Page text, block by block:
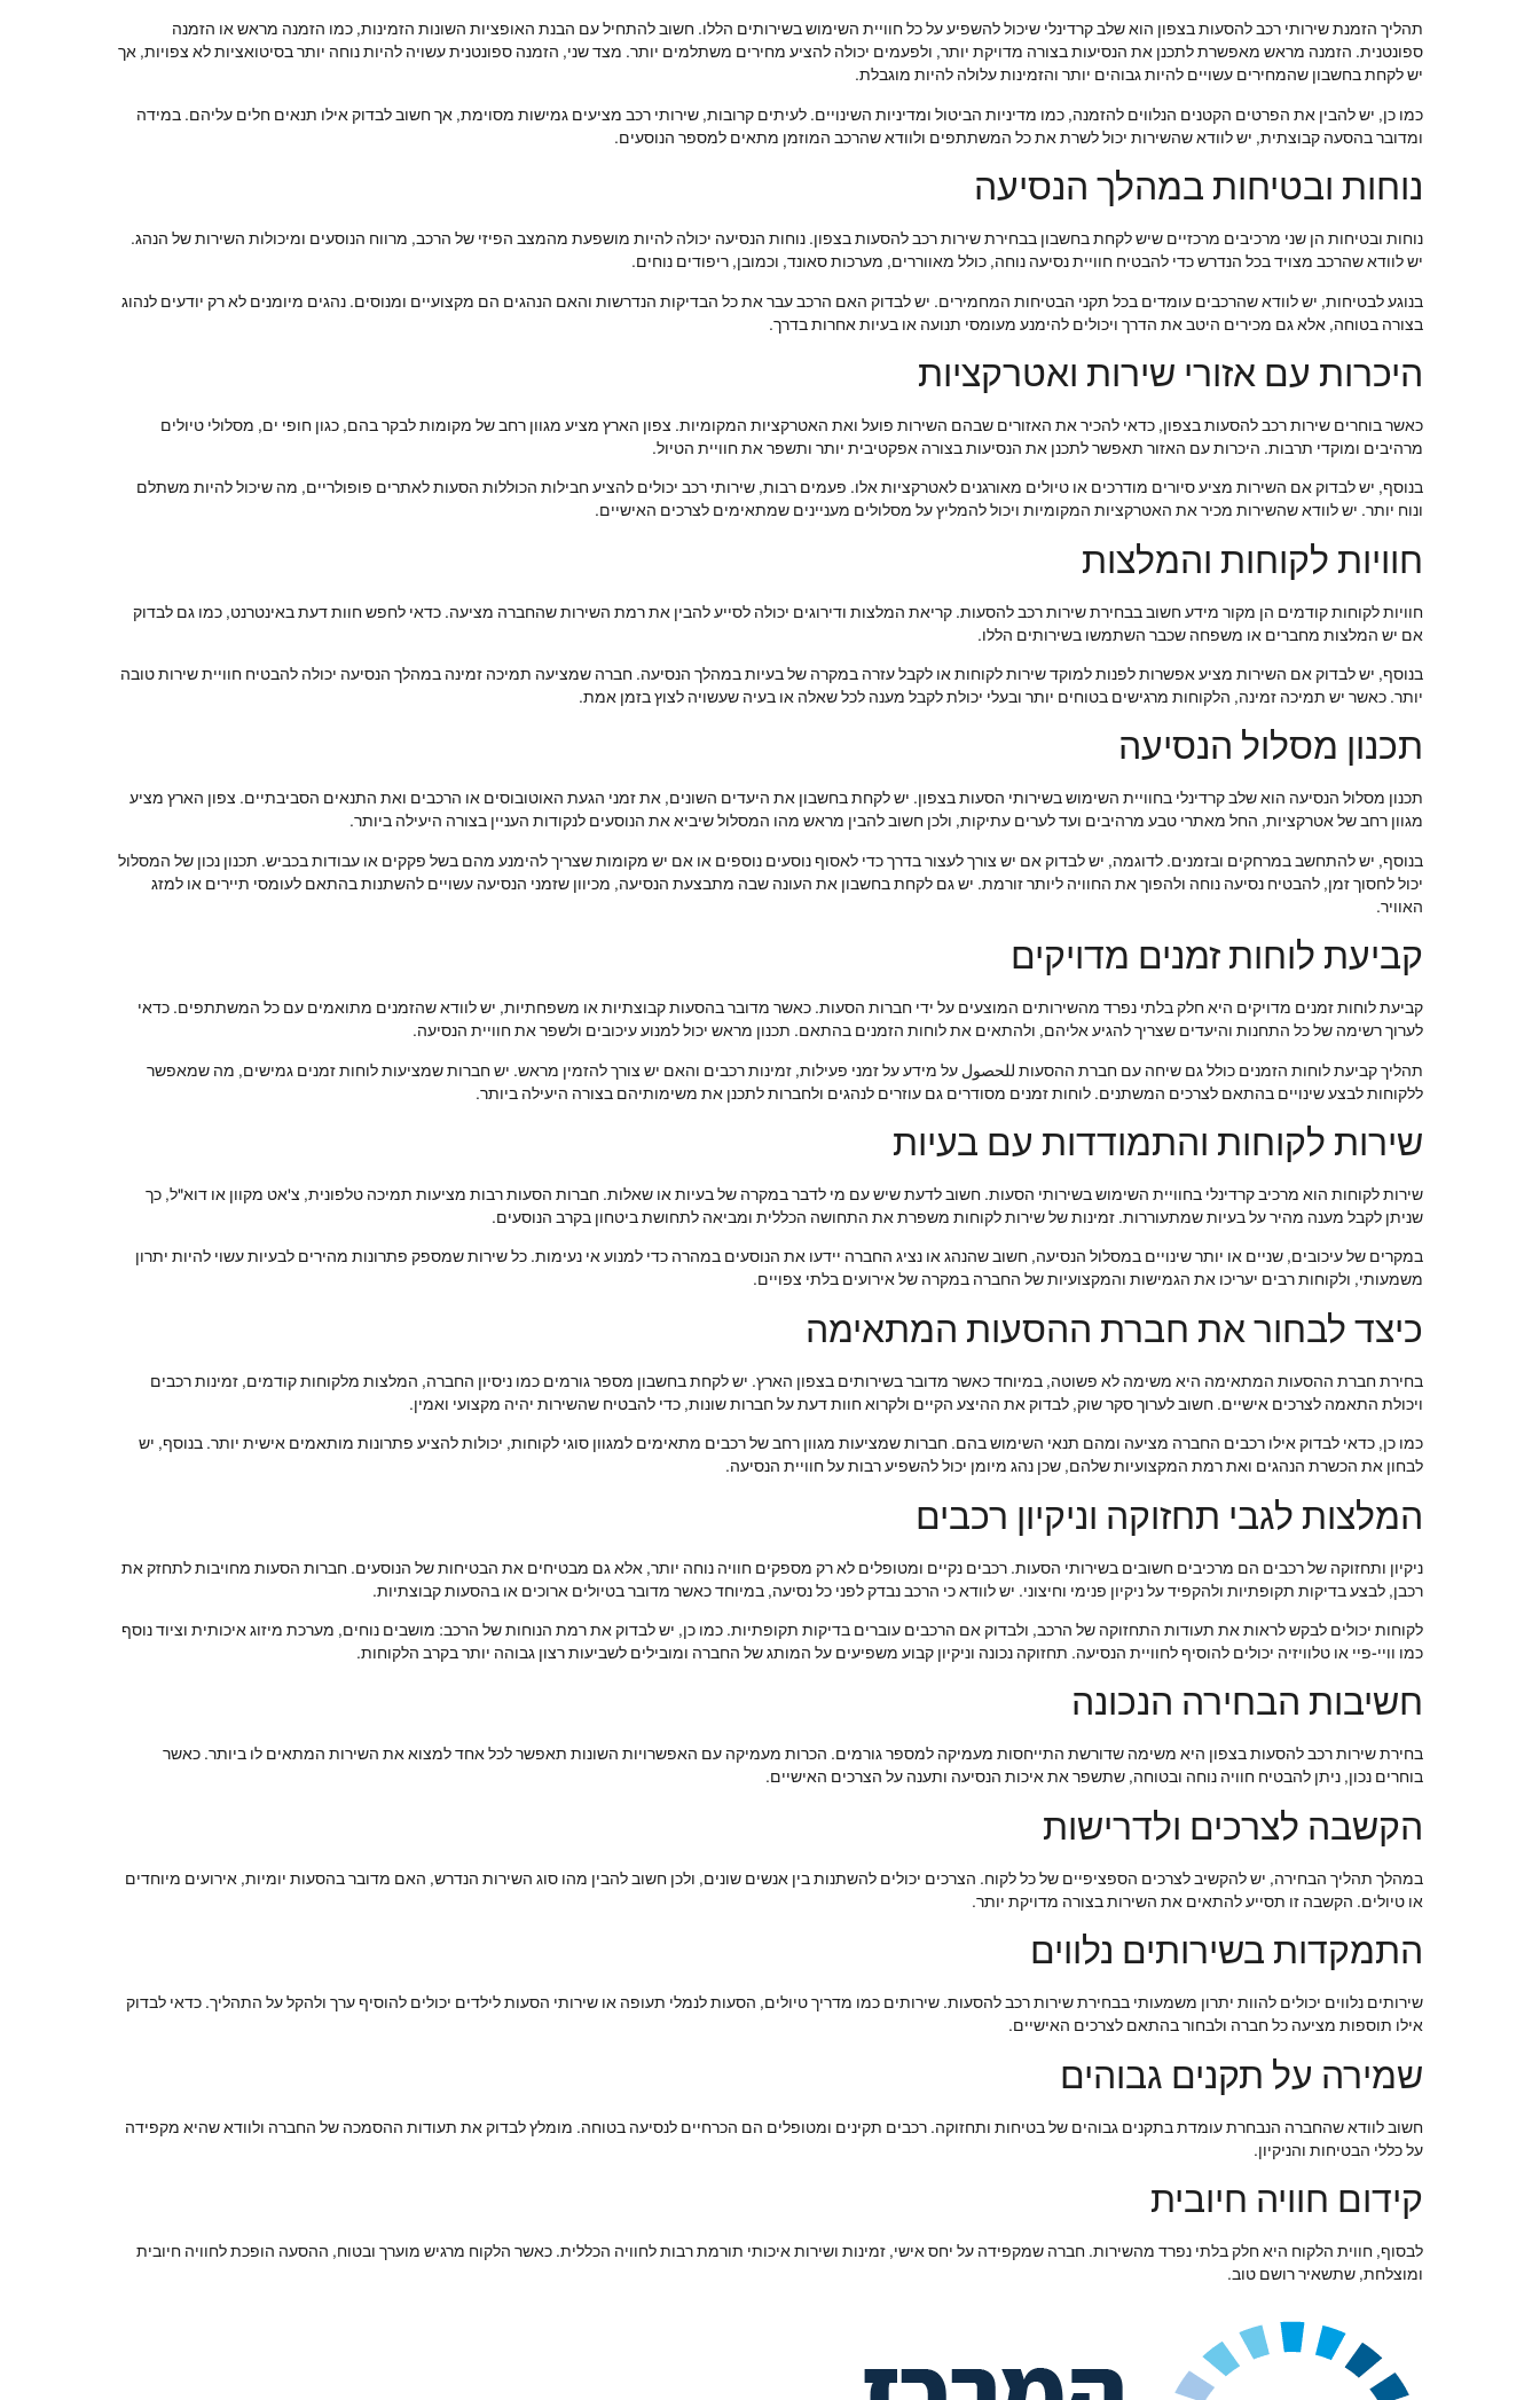
תהליך הזמנת שירותי רכב להסעות בצפון הוא שלב קרדינלי שיכול להשפיע על כל חוויית השימוש בשירותים הללו. חשוב להתחיל עם הבנת האופציות השונות הזמינות, כמו הזמנה מראש או הזמנה
ספונטנית. הזמנה מראש מאפשרת לתכנן את הנסיעות בצורה מדויקת יותר, ולפעמים יכולה להציע מחירים משתלמים יותר. מצד שני, הזמנה ספונטנית עשויה להיות נוחה יותר בסיטואציות לא צפויות, אך
יש לקחת בחשבון שהמחירים עשויים להיות גבוהים יותר והזמינות עלולה להיות מוגבלת.
כמו כן, יש להבין את הפרטים הקטנים הנלווים להזמנה, כמו מדיניות הביטול ומדיניות השינויים. לעיתים קרובות, שירותי רכב מציעים גמישות מסוימת, אך חשוב לבדוק אילו תנאים חלים עליהם. במידה
ומדובר בהסעה קבוצתית, יש לוודא שהשירות יכול לשרת את כל המשתתפים ולוודא שהרכב המוזמן מתאים למספר הנוסעים.
נוחות ובטיחות במהלך הנסיעה
נוחות ובטיחות הן שני מרכיבים מרכזיים שיש לקחת בחשבון בבחירת שירות רכב להסעות בצפון. נוחות הנסיעה יכולה להיות מושפעת מהמצב הפיזי של הרכב, מרווח הנוסעים ומיכולות השירות של הנהג.
יש לוודא שהרכב מצויד בכל הנדרש כדי להבטיח חוויית נסיעה נוחה, כולל מאווררים, מערכות סאונד, וכמובן, ריפודים נוחים.
בנוגע לבטיחות, יש לוודא שהרכבים עומדים בכל תקני הבטיחות המחמירים. יש לבדוק האם הרכב עבר את כל הבדיקות הנדרשות והאם הנהגים הם מקצועיים ומנוסים. נהגים מיומנים לא רק יודעים לנהוג
בצורה בטוחה, אלא גם מכירים היטב את הדרך ויכולים להימנע מעומסי תנועה או בעיות אחרות בדרך.
היכרות עם אזורי שירות ואטרקציות
כאשר בוחרים שירות רכב להסעות בצפון, כדאי להכיר את האזורים שבהם השירות פועל ואת האטרקציות המקומיות. צפון הארץ מציע מגוון רחב של מקומות לבקר בהם, כגון חופי ים, מסלולי טיולים
מרהיבים ומוקדי תרבות. היכרות עם האזור תאפשר לתכנן את הנסיעות בצורה אפקטיבית יותר ותשפר את חוויית הטיול.
בנוסף, יש לבדוק אם השירות מציע סיורים מודרכים או טיולים מאורגנים לאטרקציות אלו. פעמים רבות, שירותי רכב יכולים להציע חבילות הכוללות הסעות לאתרים פופולריים, מה שיכול להיות משתלם
ונוח יותר. יש לוודא שהשירות מכיר את האטרקציות המקומיות ויכול להמליץ על מסלולים מעניינים שמתאימים לצרכים האישיים.
חוויות לקוחות והמלצות
חוויות לקוחות קודמים הן מקור מידע חשוב בבחירת שירות רכב להסעות. קריאת המלצות ודירוגים יכולה לסייע להבין את רמת השירות שהחברה מציעה. כדאי לחפש חוות דעת באינטרנט, כמו גם לבדוק
אם יש המלצות מחברים או משפחה שכבר השתמשו בשירותים הללו.
בנוסף, יש לבדוק אם השירות מציע אפשרות לפנות למוקד שירות לקוחות או לקבל עזרה במקרה של בעיות במהלך הנסיעה. חברה שמציעה תמיכה זמינה במהלך הנסיעה יכולה להבטיח חוויית שירות טובה
יותר. כאשר יש תמיכה זמינה, הלקוחות מרגישים בטוחים יותר ובעלי יכולת לקבל מענה לכל שאלה או בעיה שעשויה לצוץ בזמן אמת.
תכנון מסלול הנסיעה
תכנון מסלול הנסיעה הוא שלב קרדינלי בחוויית השימוש בשירותי הסעות בצפון. יש לקחת בחשבון את היעדים השונים, את זמני הגעת האוטובוסים או הרכבים ואת התנאים הסביבתיים. צפון הארץ מציע
מגוון רחב של אטרקציות, החל מאתרי טבע מרהיבים ועד לערים עתיקות, ולכן חשוב להבין מראש מהו המסלול שיביא את הנוסעים לנקודות העניין בצורה היעילה ביותר.
בנוסף, יש להתחשב במרחקים ובזמנים. לדוגמה, יש לבדוק אם יש צורך לעצור בדרך כדי לאסוף נוסעים נוספים או אם יש מקומות שצריך להימנע מהם בשל פקקים או עבודות בכביש. תכנון נכון של המסלול
יכול לחסוך זמן, להבטיח נסיעה נוחה ולהפוך את החוויה ליותר זורמת. יש גם לקחת בחשבון את העונה שבה מתבצעת הנסיעה, מכיוון שזמני הנסיעה עשויים להשתנות בהתאם לעומסי תיירים או למזג
האוויר.
קביעת לוחות זמנים מדויקים
קביעת לוחות זמנים מדויקים היא חלק בלתי נפרד מהשירותים המוצעים על ידי חברות הסעות. כאשר מדובר בהסעות קבוצתיות או משפחתיות, יש לוודא שהזמנים מתואמים עם כל המשתתפים. כדאי
לערוך רשימה של כל התחנות והיעדים שצריך להגיע אליהם, ולהתאים את לוחות הזמנים בהתאם. תכנון מראש יכול למנוע עיכובים ולשפר את חוויית הנסיעה.
תהליך קביעת לוחות הזמנים כולל גם שיחה עם חברת ההסעות للحصول על מידע על זמני פעילות, זמינות רכבים והאם יש צורך להזמין מראש. יש חברות שמציעות לוחות זמנים גמישים, מה שמאפשר
ללקוחות לבצע שינויים בהתאם לצרכים המשתנים. לוחות זמנים מסודרים גם עוזרים לנהגים ולחברות לתכנן את משימותיהם בצורה היעילה ביותר.
שירות לקוחות והתמודדות עם בעיות
שירות לקוחות הוא מרכיב קרדינלי בחוויית השימוש בשירותי הסעות. חשוב לדעת שיש עם מי לדבר במקרה של בעיות או שאלות. חברות הסעות רבות מציעות תמיכה טלפונית, צ'אט מקוון או דוא"ל, כך
שניתן לקבל מענה מהיר על בעיות שמתעוררות. זמינות של שירות לקוחות משפרת את התחושה הכללית ומביאה לתחושת ביטחון בקרב הנוסעים.
במקרים של עיכובים, שניים או יותר שינויים במסלול הנסיעה, חשוב שהנהג או נציג החברה יידעו את הנוסעים במהרה כדי למנוע אי נעימות. כל שירות שמספק פתרונות מהירים לבעיות עשוי להיות יתרון
משמעותי, ולקוחות רבים יעריכו את הגמישות והמקצועיות של החברה במקרה של אירועים בלתי צפויים.
כיצד לבחור את חברת ההסעות המתאימה
בחירת חברת ההסעות המתאימה היא משימה לא פשוטה, במיוחד כאשר מדובר בשירותים בצפון הארץ. יש לקחת בחשבון מספר גורמים כמו ניסיון החברה, המלצות מלקוחות קודמים, זמינות רכבים
ויכולת התאמה לצרכים אישיים. חשוב לערוך סקר שוק, לבדוק את ההיצע הקיים ולקרוא חוות דעת על חברות שונות, כדי להבטיח שהשירות יהיה מקצועי ואמין.
כמו כן, כדאי לבדוק אילו רכבים החברה מציעה ומהם תנאי השימוש בהם. חברות שמציעות מגוון רחב של רכבים מתאימים למגוון סוגי לקוחות, יכולות להציע פתרונות מותאמים אישית יותר. בנוסף, יש
לבחון את הכשרת הנהגים ואת רמת המקצועיות שלהם, שכן נהג מיומן יכול להשפיע רבות על חוויית הנסיעה.
המלצות לגבי תחזוקה וניקיון רכבים
ניקיון ותחזוקה של רכבים הם מרכיבים חשובים בשירותי הסעות. רכבים נקיים ומטופלים לא רק מספקים חוויה נוחה יותר, אלא גם מבטיחים את הבטיחות של הנוסעים. חברות הסעות מחויבות לתחזק את
רכבן, לבצע בדיקות תקופתיות ולהקפיד על ניקיון פנימי וחיצוני. יש לוודא כי הרכב נבדק לפני כל נסיעה, במיוחד כאשר מדובר בטיולים ארוכים או בהסעות קבוצתיות.
לקוחות יכולים לבקש לראות את תעודות התחזוקה של הרכב, ולבדוק אם הרכבים עוברים בדיקות תקופתיות. כמו כן, יש לבדוק את רמת הנוחות של הרכב: מושבים נוחים, מערכת מיזוג איכותית וציוד נוסף
כמו וויי-פיי או טלוויזיה יכולים להוסיף לחוויית הנסיעה. תחזוקה נכונה וניקיון קבוע משפיעים על המותג של החברה ומובילים לשביעות רצון גבוהה יותר בקרב הלקוחות.
חשיבות הבחירה הנכונה
בחירת שירות רכב להסעות בצפון היא משימה שדורשת התייחסות מעמיקה למספר גורמים. הכרות מעמיקה עם האפשרויות השונות תאפשר לכל אחד למצוא את השירות המתאים לו ביותר. כאשר
בוחרים נכון, ניתן להבטיח חוויה נוחה ובטוחה, שתשפר את איכות הנסיעה ותענה על הצרכים האישיים.
הקשבה לצרכים ולדרישות
במהלך תהליך הבחירה, יש להקשיב לצרכים הספציפיים של כל לקוח. הצרכים יכולים להשתנות בין אנשים שונים, ולכן חשוב להבין מהו סוג השירות הנדרש, האם מדובר בהסעות יומיות, אירועים מיוחדים
או טיולים. הקשבה זו תסייע להתאים את השירות בצורה מדויקת יותר.
התמקדות בשירותים נלווים
שירותים נלווים יכולים להוות יתרון משמעותי בבחירת שירות רכב להסעות. שירותים כמו מדריך טיולים, הסעות לנמלי תעופה או שירותי הסעות לילדים יכולים להוסיף ערך ולהקל על התהליך. כדאי לבדוק
אילו תוספות מציעה כל חברה ולבחור בהתאם לצרכים האישיים.
שמירה על תקנים גבוהים
חשוב לוודא שהחברה הנבחרת עומדת בתקנים גבוהים של בטיחות ותחזוקה. רכבים תקינים ומטופלים הם הכרחיים לנסיעה בטוחה. מומלץ לבדוק את תעודות ההסמכה של החברה ולוודא שהיא מקפידה
על כללי הבטיחות והניקיון.
קידום חוויה חיובית
לבסוף, חווית הלקוח היא חלק בלתי נפרד מהשירות. חברה שמקפידה על יחס אישי, זמינות ושירות איכותי תורמת רבות לחוויה הכללית. כאשר הלקוח מרגיש מוערך ובטוח, ההסעה הופכת לחוויה חיובית
ומוצלחת, שתשאיר רושם טוב.